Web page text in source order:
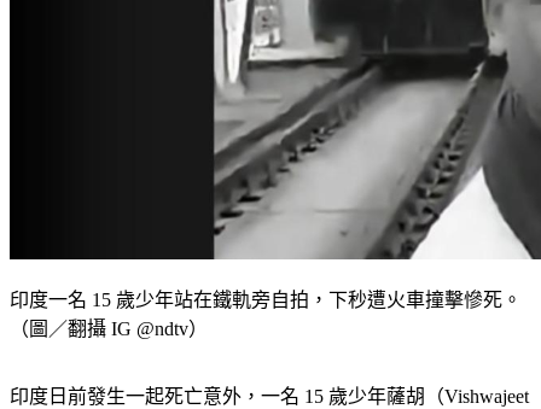
印度一名 15 歲少年站在鐵軌旁自拍，下秒遭火車撞擊慘死。